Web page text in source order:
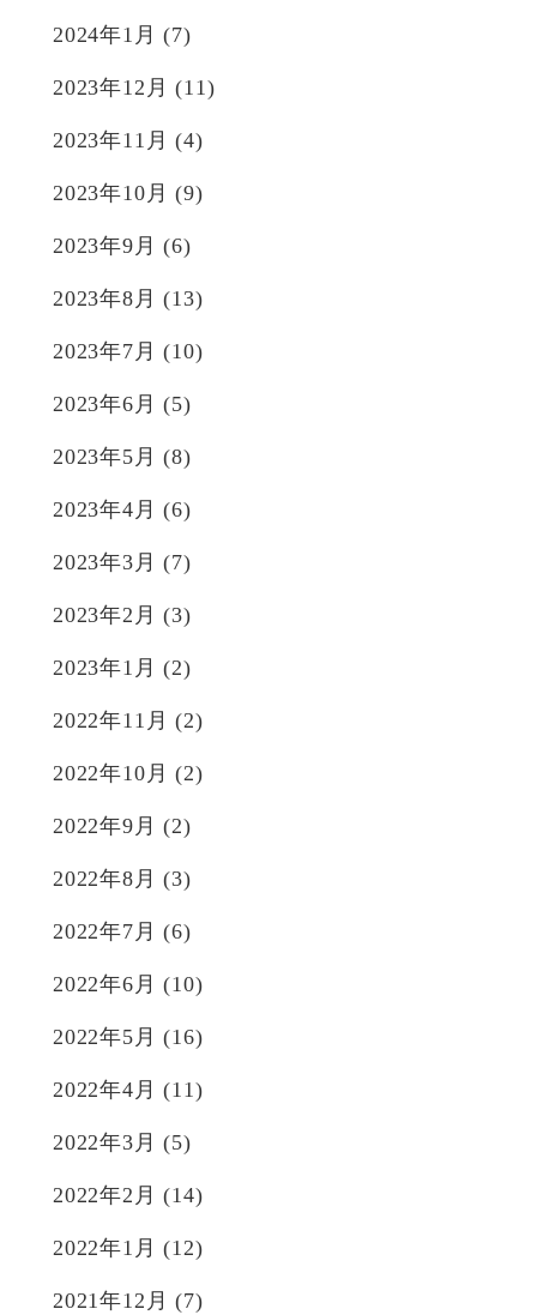
2024年1月 (7)
2023年12月 (11)
2023年11月 (4)
2023年10月 (9)
2023年9月 (6)
2023年8月 (13)
2023年7月 (10)
2023年6月 (5)
2023年5月 (8)
2023年4月 (6)
2023年3月 (7)
2023年2月 (3)
2023年1月 (2)
2022年11月 (2)
2022年10月 (2)
2022年9月 (2)
2022年8月 (3)
2022年7月 (6)
2022年6月 (10)
2022年5月 (16)
2022年4月 (11)
2022年3月 (5)
2022年2月 (14)
2022年1月 (12)
2021年12月 (7)